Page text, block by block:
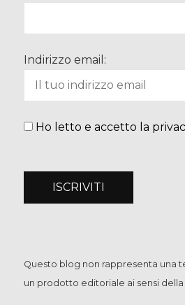
Indirizzo email:
Ho letto e accetto la
Questo blog non rappresenta una
un prodotto editoriale ai sensi